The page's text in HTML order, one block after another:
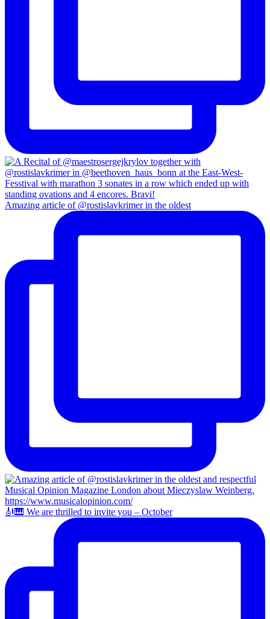
Amazing article of @rostislavkrimer in the oldest
🎻🎹 We are thrilled to invite you – October